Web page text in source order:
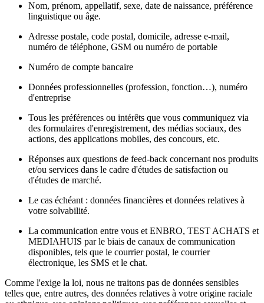
Nom, prénom, appellatif, sexe, date de naissance, préférence
linguistique ou âge.
Adresse postale, code postal, domicile, adresse e-mail,
numéro de téléphone, GSM ou numéro de portable
Numéro de compte bancaire
Données professionnelles (profession, fonction…), numéro
d'entreprise
Tous les préférences ou intérêts que vous communiquez via
des formulaires d'enregistrement, des médias sociaux, des
actions, des applications mobiles, des concours, etc.
Réponses aux questions de feed-back concernant nos produits
et/ou services dans le cadre d'études de satisfaction ou
d'études de marché.
Le cas échéant : données financières et données relatives à
votre solvabilité.
La communication entre vous et ENBRO, TEST ACHATS et
MEDIAHUIS par le biais de canaux de communication
disponibles, tels que le courrier postal, le courrier
électronique, les SMS et le chat.
Comme l'exige la loi, nous ne traitons pas de données sensibles
telles que, entre autres, des données relatives à votre origine raciale